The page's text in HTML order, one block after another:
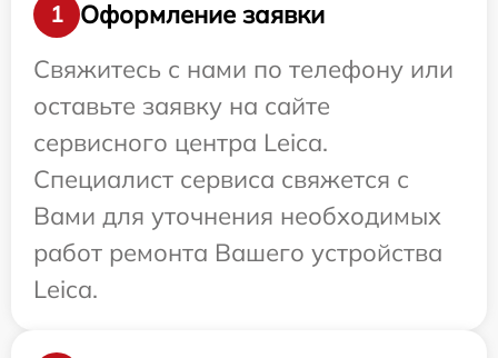
1
Оформление заявки
Свяжитесь с нами по телефону или
оставьте заявку на сайте
сервисного центра Leica.
Специалист сервиса свяжется с
Вами для уточнения необходимых
работ ремонта Вашего устройства
Leica.